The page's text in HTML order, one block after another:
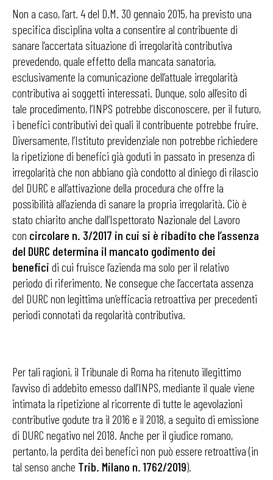
Non a caso, l’art. 4 del D.M. 30 gennaio 2015, ha previsto una
specifica disciplina volta a consentire al contribuente di
sanare l’accertata situazione di irregolarità contributiva
prevedendo, quale effetto della mancata sanatoria,
esclusivamente la comunicazione dell’attuale irregolarità
contributiva ai soggetti interessati. Dunque, solo all’esito di
tale procedimento, l’INPS potrebbe disconoscere, per il futuro,
i benefici contributivi dei quali il contribuente potrebbe fruire.
Diversamente, l’Istituto previdenziale non potrebbe richiedere
la ripetizione di benefici già goduti in passato in presenza di
irregolarità che non abbiano già condotto al diniego di rilascio
del DURC e all’attivazione della procedura che offre la
possibilità all’azienda di sanare la propria irregolarità. Ciò è
stato chiarito anche dall’Ispettorato Nazionale del Lavoro
con circolare n. 3/2017 in cui si è ribadito che l’assenza
del DURC determina il mancato godimento dei
benefici di cui fruisce l’azienda ma solo per il relativo
periodo di riferimento. Ne consegue che l’accertata assenza
del DURC non legittima un’efficacia retroattiva per precedenti
periodi connotati da regolarità contributiva.
Per tali ragioni, il Tribunale di Roma ha ritenuto illegittimo
l’avviso di addebito emesso dall’INPS, mediante il quale viene
intimata la ripetizione al ricorrente di tutte le agevolazioni
contributive godute tra il 2016 e il 2018, a seguito di emissione
di DURC negativo nel 2018. Anche per il giudice romano,
pertanto, la perdita dei benefici non può essere retroattiva (in
tal senso anche Trib. Milano n. 1762/2019).